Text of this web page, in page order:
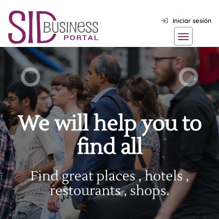
Iniciar sesión
We will help you to
find all
Find great places , hotels ,
restourants , shops.